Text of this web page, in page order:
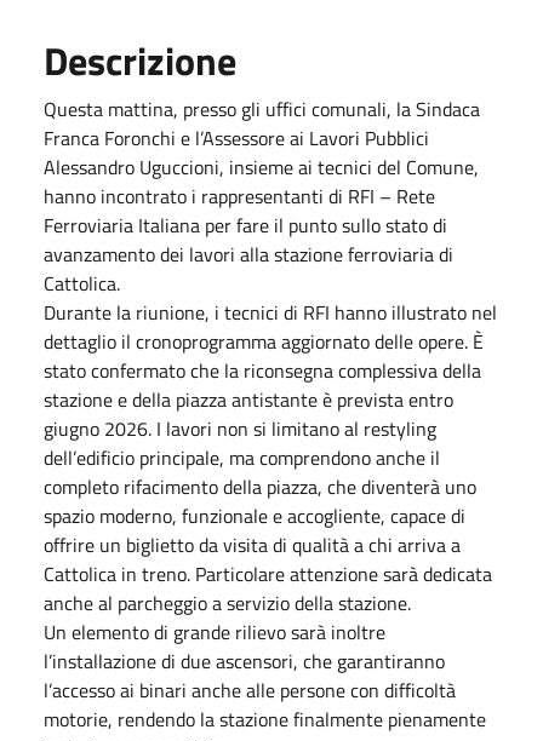
Descrizione
Questa mattina, presso gli uffici comunali, la Sindaca
Franca Foronchi e l’Assessore ai Lavori Pubblici
Alessandro Uguccioni, insieme ai tecnici del Comune,
hanno incontrato i rappresentanti di RFI – Rete
Ferroviaria Italiana per fare il punto sullo stato di
avanzamento dei lavori alla stazione ferroviaria di
Cattolica.
Durante la riunione, i tecnici di RFI hanno illustrato nel
dettaglio il cronoprogramma aggiornato delle opere. È
stato confermato che la riconsegna complessiva della
stazione e della piazza antistante è prevista entro
giugno 2026. I lavori non si limitano al restyling
dell’edificio principale, ma comprendono anche il
completo rifacimento della piazza, che diventerà uno
spazio moderno, funzionale e accogliente, capace di
offrire un biglietto da visita di qualità a chi arriva a
Cattolica in treno. Particolare attenzione sarà dedicata
anche al parcheggio a servizio della stazione.
Un elemento di grande rilievo sarà inoltre
l’installazione di due ascensori, che garantiranno
l’accesso ai binari anche alle persone con difficoltà
motorie, rendendo la stazione finalmente pienamente